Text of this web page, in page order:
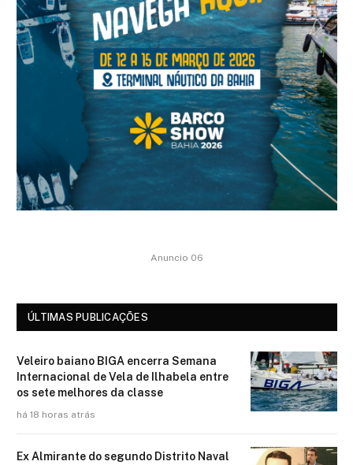
Anuncio 06
ÚLTIMAS PUBLICAÇÕES
Veleiro baiano BIGA encerra Semana
Internacional de Vela de Ilhabela entre
os sete melhores da classe
há 18 horas atrás
Ex Almirante do segundo Distrito Naval